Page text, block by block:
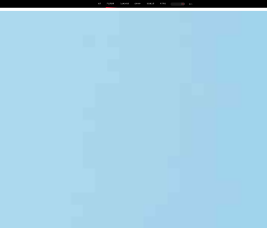
首页 产品及服务 行业解决方案 合作伙伴 投资者关系 关于我们 中EN